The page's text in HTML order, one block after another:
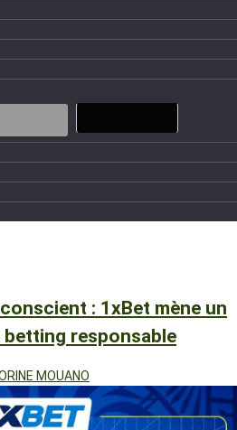
: 1xBet mène un
responsable
MOUANO